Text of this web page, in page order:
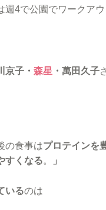
週4で公園でワークア
京子・ 森星 ・萬田久子
の食事はプロテインを
すくなる。 」
いるのは